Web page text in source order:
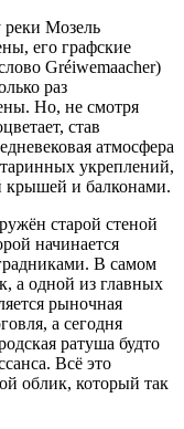
реки Мозель
его графские
Gréiwemaacher)
раз
Но, не смотря
став
атмосфера
укреплений,
крышей и балконами.
старой стеной
начинается
В самом
а одной из главных
рыночная
а сегодня
ратуша будто
Всё это
облик, который так